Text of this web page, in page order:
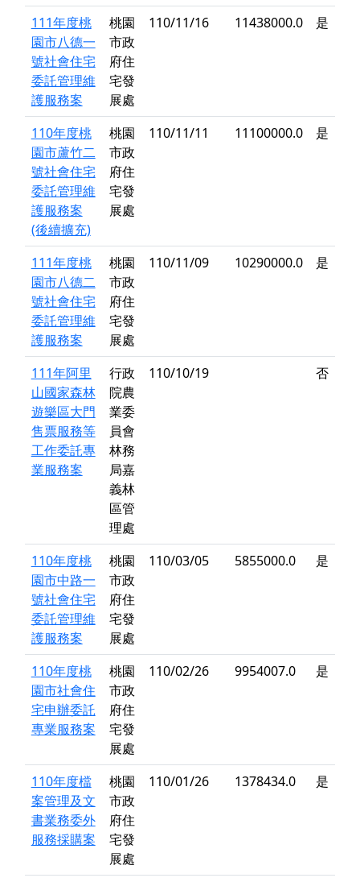
111年度桃
園市八德一
號社會住宅
委託管理維
護服務案
桃園
市政
府住
宅發
展處
110/11/16 11438000.0 是
110年度桃
園市蘆竹二
號社會住宅
委託管理維
護服務案
(後續擴充)
桃園
市政
府住
宅發
展處
110/11/11 11100000.0 是
111年度桃
園市八德二
號社會住宅
委託管理維
護服務案
桃園
市政
府住
宅發
展處
110/11/09 10290000.0 是
111年阿里
山國家森林
遊樂區大門
售票服務等
工作委託專
業服務案
行政
院農
業委
員會
林務
局嘉
義林
區管
理處
110/10/19 否
110年度桃
園市中路一
號社會住宅
委託管理維
護服務案
桃園
市政
府住
宅發
展處
110/03/05 5855000.0 是
110年度桃
園市社會住
宅申辦委託
專業服務案
桃園
市政
府住
宅發
展處
110/02/26 9954007.0 是
110年度檔
案管理及文
書業務委外
服務採購案
桃園
市政
府住
宅發
展處
110/01/26 1378434.0 是